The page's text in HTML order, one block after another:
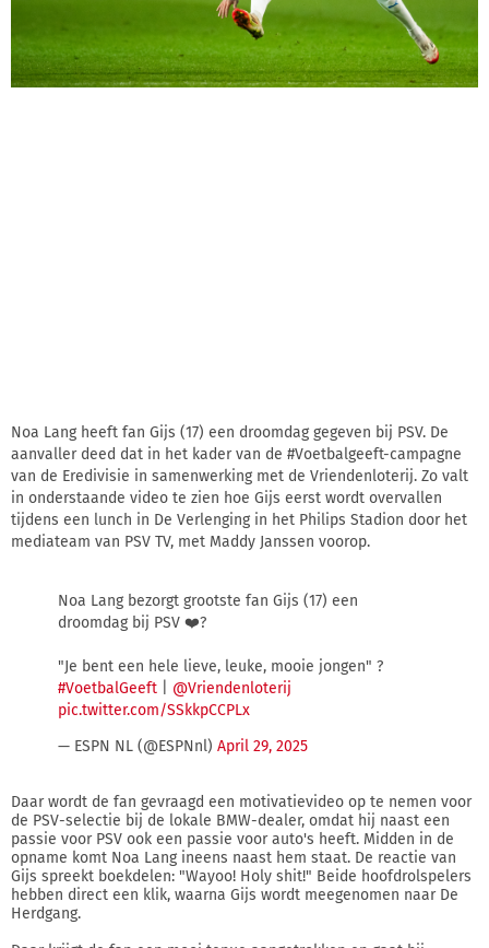
Noa Lang heeft fan Gijs (17) een droomdag gegeven bij PSV. De
aanvaller deed dat in het kader van de #Voetbalgeeft-campagne
van de Eredivisie in samenwerking met de Vriendenloterij. Zo valt
in onderstaande video te zien hoe Gijs eerst wordt overvallen
tijdens een lunch in De Verlenging in het Philips Stadion door het
mediateam van PSV TV, met Maddy Janssen voorop.
Noa Lang bezorgt grootste fan Gijs (17) een
droomdag bij PSV ❤️?
"Je bent een hele lieve, leuke, mooie jongen" ?
#VoetbalGeeft| @Vriendenloterij
pic.twitter.com/SSkkpCCPLx
— ESPN NL (@ESPNnl) April 29, 2025
Daar wordt de fan gevraagd een motivatievideo op te nemen voor
de PSV-selectie bij de lokale BMW-dealer, omdat hij naast een
passie voor PSV ook een passie voor auto's heeft. Midden in de
opname komt Noa Lang ineens naast hem staat. De reactie van
Gijs spreekt boekdelen: "Wayoo! Holy shit!" Beide hoofdrolspelers
hebben direct een klik, waarna Gijs wordt meegenomen naar De
Herdgang.